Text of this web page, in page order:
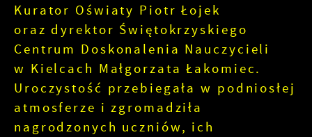
Kurator Oświaty Piotr Łojek
oraz dyrektor Świętokrzyskiego
Centrum Doskonalenia Nauczycieli
w Kielcach Małgorzata Łakomiec.
Uroczystość przebiegała w podniosłej
atmosferze i zgromadziła
nagrodzonych uczniów, ich